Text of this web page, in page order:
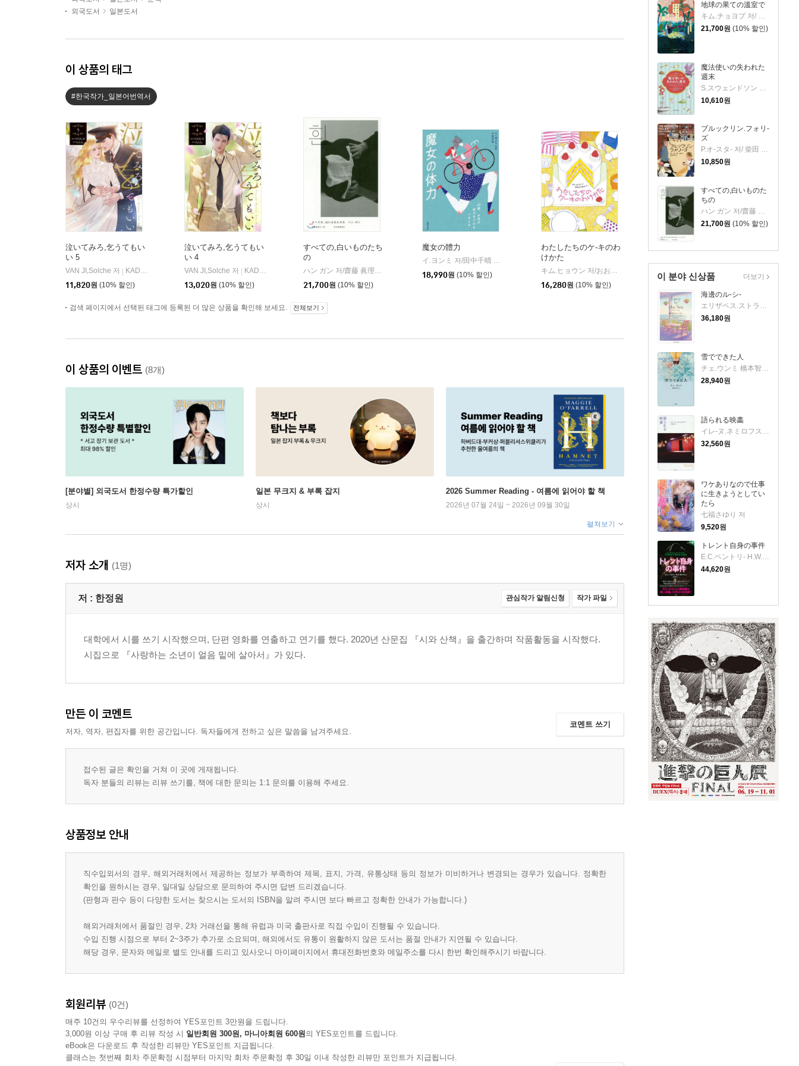
地球の果ての溫室で
キム.チョヨプ 저/ カン.バンファ 역
21,700원 (10% 할인)
魔法使いの失われた
週末
S.スウェンドソン 저/ 今泉 敦子 역
10,610원
ブルックリン.フォリ-
ズ
P.オ-スタ- 저/ 柴田 元幸 역
10,850원
すべての,白いものた
ちの
ハン ガン 저/齋藤 眞理子 역
21,700원 (10% 할인)
이 분야 신상품
海邊のル-シ-
36,180원
雪でできた人
28,940원
語られる映畵
32,560원
ワケありなので仕事
に生きようとしてい
たら
七福さゆり 저
9,520원
トレント自身の事件
44,620원
더보기
외국도서
일본도서
이 상품의 태그
#한국작가_일본어번역서
泣いてみろ,乞うてもい
い 5
VAN JI,Solche 저
KADOKAWA
11,820원 (10% 할인)
泣いてみろ,乞うてもい
い 4
VAN JI,Solche 저
KADOKAWA
13,020원 (10% 할인)
すべての,白いものたち
の
ハン ガン 저/齋藤 眞理子 역
河出書房新社
21,700원 (10% 할인)
魔女の體力
イ.ヨンミ 저/田中千晴 역
18,990원 (10% 할인)
わたしたちのケ-キのわ
けかた
キム.ヒョウン 저/おおたけきよみ 역
偕成社
16,280원 (10% 할인)
검색 페이지에서 선택된 태그에 등록된 더 많은 상품을 확인해 보세요. 전체보기
이 상품의 이벤트 (8개)
[분야별] 외국도서 한정수량 특가할인
상시
일본 무크지 & 부록 잡지
상시
2026 Summer Reading - 여름에 읽어야 할 책
2026년 07월 24일 ~ 2026년 09월 30일
펼쳐보기
저자 소개 (1명)
저 : 한정원 관심작가 알림신청 작가 파일
대학에서 시를 쓰기 시작했으며, 단편 영화를 연출하고 연기를 했다. 2020년 산문집 『시와 산책』을 출간하며 작품활동을 시작했다.
시집으로 『사랑하는 소년이 얼음 밑에 살아서』가 있다.
만든 이 코멘트
저자, 역자, 편집자를 위한 공간입니다. 독자들에게 전하고 싶은 말씀을 남겨주세요.
코멘트 쓰기
접수된 글은 확인을 거쳐 이 곳에 게재됩니다.
독자 분들의 리뷰는 리뷰 쓰기를, 책에 대한 문의는 1:1 문의를 이용해 주세요.
상품정보 안내
직수입외서의 경우, 해외거래처에서 제공하는 정보가 부족하여 제목, 표지, 가격, 유통상태 등의 정보가 미비하거나 변경되는 경우가 있습니다. 정확한
확인을 원하시는 경우, 일대일 상담으로 문의하여 주시면 답변 드리겠습니다.
(판형과 판수 등이 다양한 도서는 찾으시는 도서의 ISBN을 알려 주시면 보다 빠르고 정확한 안내가 가능합니다.)
해외거래처에서 품절인 경우, 2차 거래선을 통해 유럽과 미국 출판사로 직접 수입이 진행될 수 있습니다.
수입 진행 시점으로 부터 2~3주가 추가로 소요되며, 해외에서도 유통이 원활하지 않은 도서는 품절 안내가 지연될 수 있습니다.
해당 경우, 문자와 메일로 별도 안내를 드리고 있사오니 마이페이지에서 휴대전화번호와 메일주소를 다시 한번 확인해주시기 바랍니다.
회원리뷰 (0건)
매주 10건의 우수리뷰를 선정하여 YES포인트 3만원을 드립니다.
3,000원 이상 구매 후 리뷰 작성 시 일반회원 300원, 마니아회원 600원의 YES포인트를 드립니다.
eBook은 다운로드 후 작성한 리뷰만 YES포인트 지급됩니다.
클래스는 첫번째 회차 주문확정 시점부터 마지막 회차 주문확정 후 30일 이내 작성한 리뷰만 포인트가 지급됩니다.